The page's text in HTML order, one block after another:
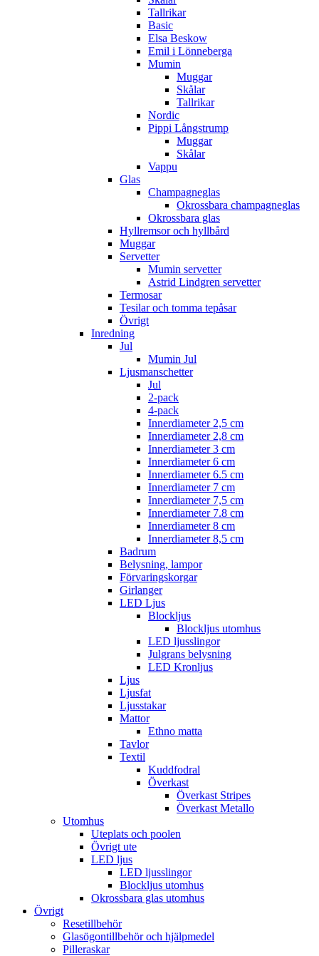
Tallrikar
Basic
Elsa Beskow
Emil i Lönneberga
Mumin
Muggar
Skålar
Tallrikar
Nordic
Pippi Långstrump
Muggar
Skålar
Vappu
Glas
Champagneglas
Okrossbara champagneglas
Okrossbara glas
Hyllremsor och hyllbård
Muggar
Servetter
Mumin servetter
Astrid Lindgren servetter
Termosar
Tesilar och tomma tepåsar
Övrigt
Inredning
Jul
Mumin Jul
Ljusmanschetter
Jul
2-pack
4-pack
Innerdiameter 2,5 cm
Innerdiameter 2,8 cm
Innerdiameter 3 cm
Innerdiameter 6 cm
Innerdiameter 6.5 cm
Innerdiameter 7 cm
Innerdiameter 7,5 cm
Innerdiameter 7.8 cm
Innerdiameter 8 cm
Innerdiameter 8,5 cm
Badrum
Belysning, lampor
Förvaringskorgar
Girlanger
LED Ljus
Blockljus
Blockljus utomhus
LED ljusslingor
Julgrans belysning
LED Kronljus
Ljus
Ljusfat
Ljusstakar
Mattor
Ethno matta
Tavlor
Textil
Kuddfodral
Överkast
Överkast Stripes
Överkast Metallo
Utomhus
Uteplats och poolen
Övrigt ute
LED ljus
LED ljusslingor
Blockljus utomhus
Okrossbara glas utomhus
Övrigt
Resetillbehör
Glasögontillbehör och hjälpmedel
Pilleraskar